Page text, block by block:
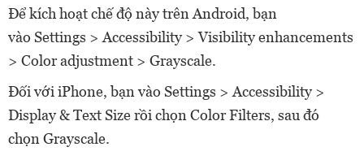
Để kích hoạt chế độ này trên Android, bạn
vào Settings > Accessibility > Visibility enhancements
> Color adjustment > Grayscale.
Đối với iPhone, bạn vào Settings > Accessibility >
Display & Text Size rồi chọn Color Filters, sau đó
chọn Grayscale.